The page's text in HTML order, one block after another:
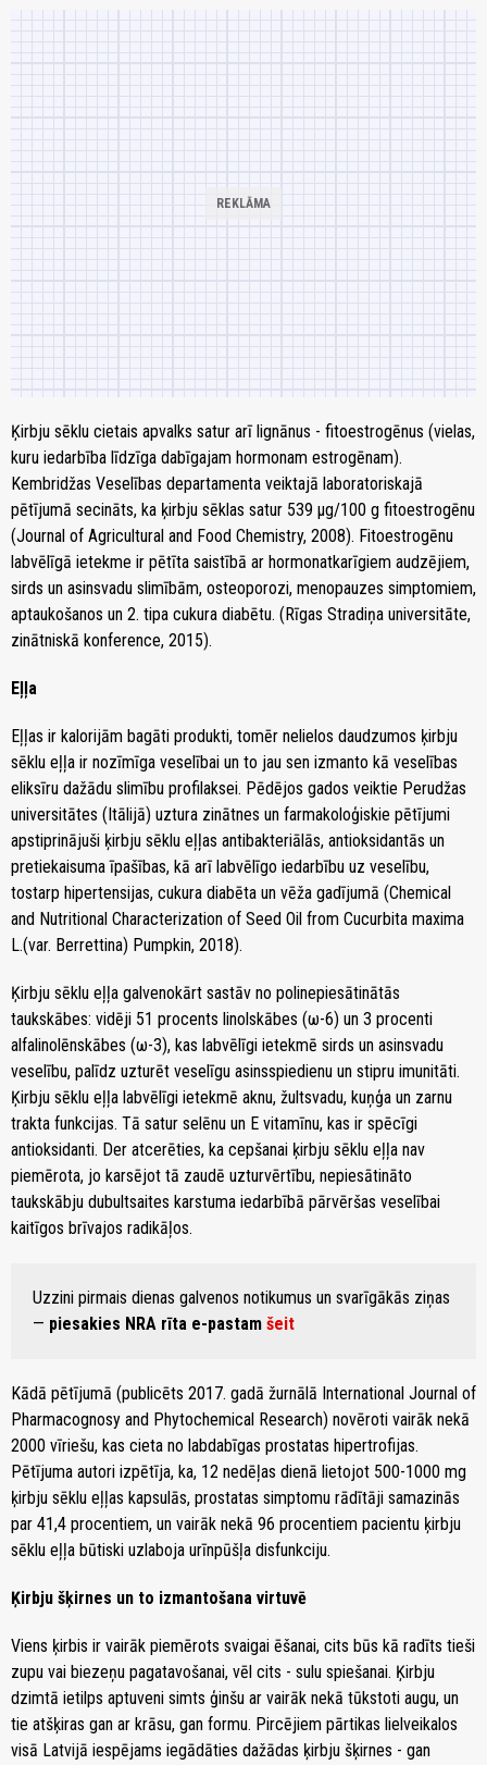
Ķirbju sēklu cietais apvalks satur arī lignānus - fitoestrogēnus (vielas,
kuru iedarbība līdzīga dabīgajam hormonam estrogēnam).
Kembridžas Veselības departamenta veiktajā laboratoriskajā
pētījumā secināts, ka ķirbju sēklas satur 539 µg/100 g fitoestrogēnu
(Journal of Agricultural and Food Chemistry, 2008). Fitoestrogēnu
labvēlīgā ietekme ir pētīta saistībā ar hormonatkarīgiem audzējiem,
sirds un asinsvadu slimībām, osteoporozi, menopauzes simptomiem,
aptaukošanos un 2. tipa cukura diabētu. (Rīgas Stradiņa universitāte,
zinātniskā konference, 2015).
Eļļa
Eļļas ir kalorijām bagāti produkti, tomēr nelielos daudzumos ķirbju
sēklu eļļa ir nozīmīga veselībai un to jau sen izmanto kā veselības
eliksīru dažādu slimību profilaksei. Pēdējos gados veiktie Perudžas
universitātes (Itālijā) uztura zinātnes un farmakoloģiskie pētījumi
apstiprinājuši ķirbju sēklu eļļas antibakteriālās, antioksidantās un
pretiekaisuma īpašības, kā arī labvēlīgo iedarbību uz veselību,
tostarp hipertensijas, cukura diabēta un vēža gadījumā (Chemical
and Nutritional Characterization of Seed Oil from Cucurbita maxima
L.(var. Berrettina) Pumpkin, 2018).
Ķirbju sēklu eļļa galvenokārt sastāv no polinepiesātinātās
taukskābes: vidēji 51 procents linolskābes (ω-6) un 3 procenti
alfalinolēnskābes (ω-3), kas labvēlīgi ietekmē sirds un asinsvadu
veselību, palīdz uzturēt veselīgu asinsspiedienu un stipru imunitāti.
Ķirbju sēklu eļļa labvēlīgi ietekmē aknu, žultsvadu, kuņģa un zarnu
trakta funkcijas. Tā satur selēnu un E vitamīnu, kas ir spēcīgi
antioksidanti. Der atcerēties, ka cepšanai ķirbju sēklu eļļa nav
piemērota, jo karsējot tā zaudē uzturvērtību, nepiesātināto
taukskābju dubultsaites karstuma iedarbībā pārvēršas veselībai
kaitīgos brīvajos radikāļos.
Uzzini pirmais dienas galvenos notikumus un svarīgākās ziņas
— piesakies NRA rīta e-pastam šeit
Kādā pētījumā (publicēts 2017. gadā žurnālā International Journal of
Pharmacognosy and Phytochemical Research) novēroti vairāk nekā
2000 vīriešu, kas cieta no labdabīgas prostatas hipertrofijas.
Pētījuma autori izpētīja, ka, 12 nedēļas dienā lietojot 500-1000 mg
ķirbju sēklu eļļas kapsulās, prostatas simptomu rādītāji samazinās
par 41,4 procentiem, un vairāk nekā 96 procentiem pacientu ķirbju
sēklu eļļa būtiski uzlaboja urīnpūšļa disfunkciju.
Ķirbju šķirnes un to izmantošana virtuvē
Viens ķir­bis ir vai­rāk pie­mē­rots svai­gai ēša­nai, cits būs kā ra­dīts tie­ši
zu­pu vai bie­ze­ņu pa­ga­ta­vo­ša­nai, vēl cits - su­lu spiešanai. Ķirbju
dzimtā ietilps aptuveni simts ģinšu ar vairāk nekā tūkstoti augu, un
tie atšķiras gan ar krāsu, gan formu. Pircējiem pārtikas lielveikalos
visā Latvijā iespējams iegādāties dažādas ķirbju šķirnes - gan